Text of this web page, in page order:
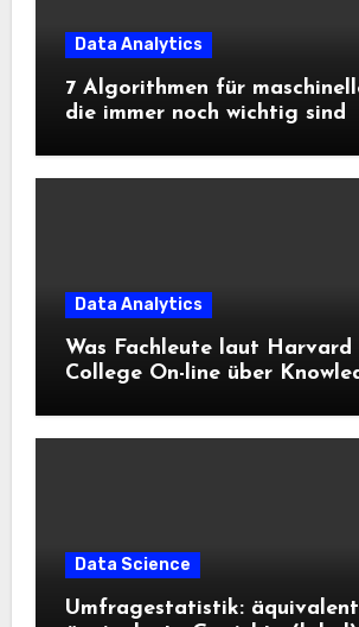
Data Analytics
7 Algorithmen für
die immer noch wichtig sind
Data Analytics
Was Fachleute laut Harvard
College On-line über
Data Science
Umfragestatistik: